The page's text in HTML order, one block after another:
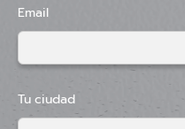
Email
Tu ciudad